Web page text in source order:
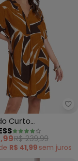
(Étnico
Curto
(Marrom)
R$ 239,99
R$ 41,99 sem juros